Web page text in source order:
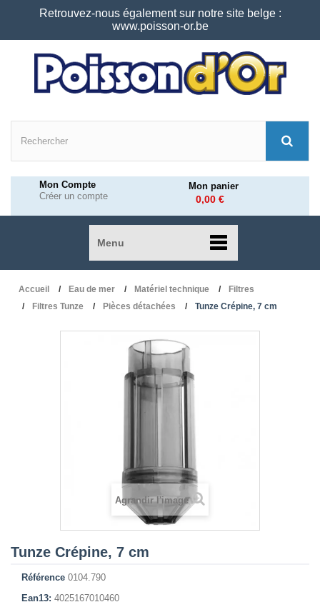
Retrouvez-nous également sur notre site belge :
www.poisson-or.be
Mon Compte
Créer un compte
Mon panier
0,00 €
Menu
Accueil Eau de mer Matériel technique
Filtres
Filtres Tunze
Pièces détachées Tunze Crépine, 7 cm
Agrandir l'image
Tunze Crépine, 7 cm
Référence 0104.790
Ean13: 4025167010460